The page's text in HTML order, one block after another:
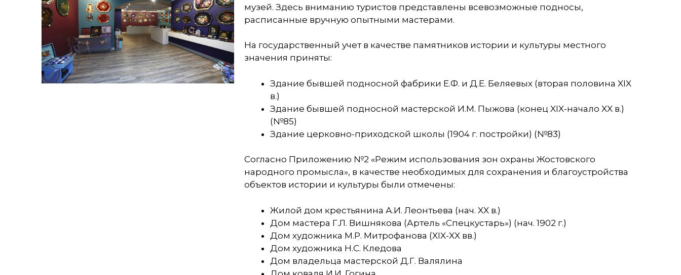
музей. Здесь вниманию туристов представлены всевозможные подносы,
расписанные вручную опытными мастерами.
На государственный учет в качестве памятников истории и культуры местного
значения приняты:
Здание бывшей подносной фабрики Е.Ф. и Д.Е. Беляевых (вторая половина XIX
в.)
Здание бывшей подносной мастерской И.М. Пыжова (конец XIX-начало XX в.)
(№85)
Здание церковно-приходской школы (1904 г. постройки) (№83)
Согласно Приложению №2 «Режим использования зон охраны Жостовского
народного промысла», в качестве необходимых для сохранения и благоустройства
объектов истории и культуры были отмечены:
Жилой дом крестьянина А.И. Леонтьева (нач. XX в.)
Дом мастера Г.Л. Вишнякова (Артель «Спецкустарь») (нач. 1902 г.)
Дом художника М.Р. Митрофанова (XIX-XX вв.)
Дом художника Н.С. Кледова
Дом владельца мастерской Д.Г. Валялина